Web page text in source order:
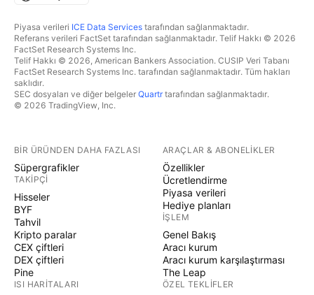
Piyasa verileri ICE Data Services tarafından sağlanmaktadır.
Referans verileri FactSet tarafından sağlanmaktadır. Telif Hakkı © 2026
FactSet Research Systems Inc.
Telif Hakkı © 2026, American Bankers Association. CUSIP Veri Tabanı
FactSet Research Systems Inc. tarafından sağlanmaktadır. Tüm hakları
saklıdır.
SEC dosyaları ve diğer belgeler Quartrtarafından sağlanmaktadır.
© 2026 TradingView, Inc.
BIR ÜRÜNDEN DAHA FAZLASI
Süpergrafikler
TAKIPÇI
Hisseler
BYF
Tahvil
Kripto paralar
CEX çiftleri
DEX çiftleri
Pine
ISI HARITALARI
ARAÇLAR & ABONELIKLER
Özellikler
Ücretlendirme
Piyasa verileri
Hediye planları
İŞLEM
Genel Bakış
Aracı kurum
Aracı kurum karşılaştırması
The Leap
ÖZEL TEKLIFLER